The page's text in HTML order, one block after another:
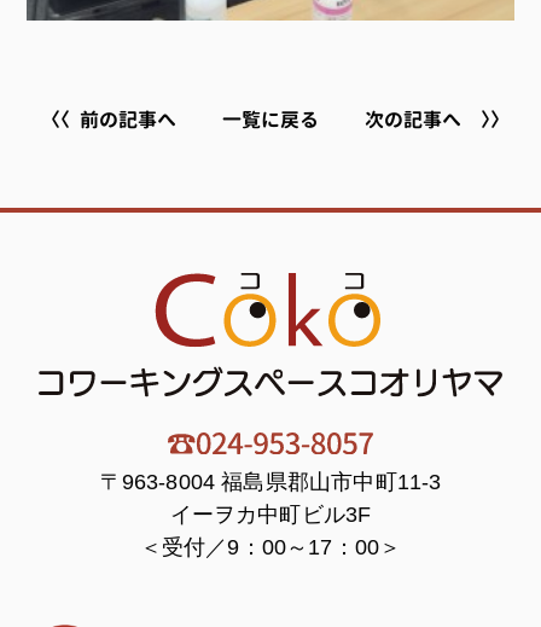
前の記事へ 一覧に戻る 次の記事へ
〒963-8004 福島県郡山市中町11-3
イーヲカ中町ビル3F
＜受付／9：00～17：00＞